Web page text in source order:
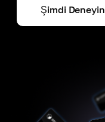
Şimdi Deneyin